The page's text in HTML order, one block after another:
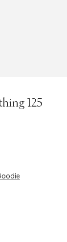
125